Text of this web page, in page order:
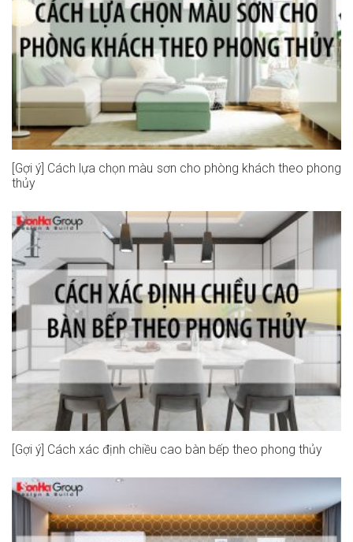
[Gợi ý] Cách lựa chọn màu sơn cho phòng khách theo phong
thủy
[Gợi ý] Cách xác định chiều cao bàn bếp theo phong thủy